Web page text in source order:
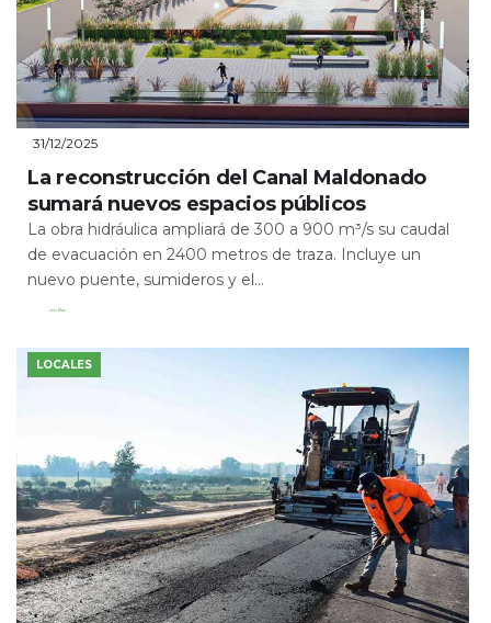
31/12/2025
La reconstrucción del Canal Maldonado
sumará nuevos espacios públicos
La obra hidráulica ampliará de 300 a 900 m³/s su caudal
de evacuación en 2400 metros de traza. Incluye un
nuevo puente, sumideros y el...
Leer Más
LOCALES